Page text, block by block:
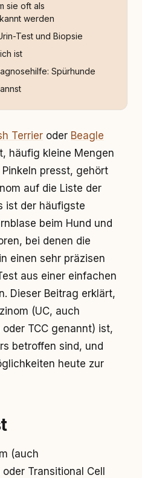
sie oft als
werden
Test und Biopsie
ist
Spürhunde
Terrier oder Beagle
häufig kleine Mengen
presst, gehört
auf die Liste der
ist der häufigste
beim Hund und
bei denen die
einen sehr präzisen
aus einer einfachen
Dieser Beitrag erklärt,
(UC, auch
TCC genannt) ist,
betroffen sind, und
heute zur
(auch
Transitional Cell